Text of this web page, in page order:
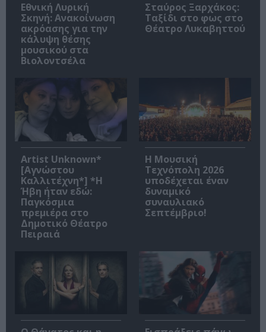
Εθνική Λυρική
Σκηνή: Ανακοίνωση
ακρόασης για την
κάλυψη θέσης
μουσικού στα
Βιολοντσέλα
Σταύρος Ξαρχάκος:
Ταξίδι στο φως στο
Θέατρο Λυκαβηττού
Artist Unknown*
[Αγνώστου
Καλλιτέχνη*] *Η
Ήβη ήταν εδώ:
Παγκόσμια
πρεμιέρα στο
Δημοτικό Θέατρο
Πειραιά
Η Μουσική
Τεχνόπολη 2026
υποδέχεται έναν
δυναμικό
συναυλιακό
Σεπτέμβριο!